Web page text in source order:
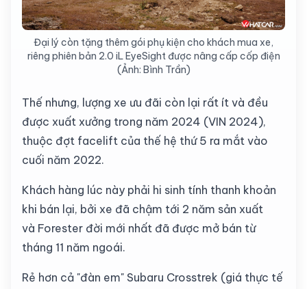
Đại lý còn tặng thêm gói phụ kiện cho khách mua xe,
riêng phiên bản 2.0 iL EyeSight được nâng cấp cốp điện
(Ảnh: Bình Trần)
Thế nhưng, lượng xe ưu đãi còn lại rất ít và đều
được xuất xưởng trong năm 2024 (VIN 2024),
thuộc đợt facelift của thế hệ thứ 5 ra mắt vào
cuối năm 2022.
Khách hàng lúc này phải hi sinh tính thanh khoản
khi bán lại, bởi xe đã chậm tới 2 năm sản xuất
và Forester đời mới nhất đã được mở bán từ
tháng 11 năm ngoái.
Rẻ hơn cả "đàn em" Subaru Crosstrek (giá thực tế